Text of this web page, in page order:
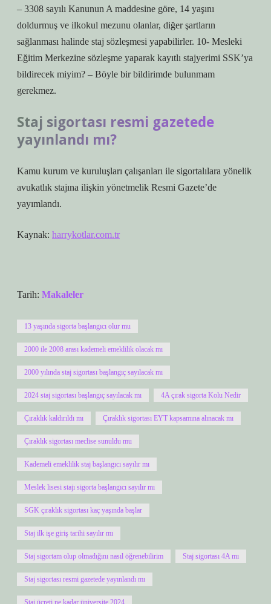
– 3308 sayılı Kanunun A maddesine göre, 14 yaşını
doldurmuş ve ilkokul mezunu olanlar, diğer şartların
sağlanması halinde staj sözleşmesi yapabilirler. 10- Mesleki
Eğitim Merkezine sözleşme yaparak kayıtlı stajyerimi SSK’ya
bildirecek miyim? – Böyle bir bildirimde bulunmam
gerekmez.
Staj sigortası resmi gazetede
yayınlandı mı?
Kamu kurum ve kuruluşları çalışanları ile sigortalılara yönelik
avukatlık stajına ilişkin yönetmelik Resmi Gazete’de
yayımlandı.
Kaynak: harrykotlar.com.tr
Tarih: Makaleler
13 yaşında sigorta başlangıcı olur mu
2000 ile 2008 arası kademeli emeklilik olacak mı
2000 yılında staj sigortası başlangıç sayılacak mı
2024 staj sigortası başlangıç sayılacak mı 4A çırak sigorta Kolu Nedir
Çıraklık kaldırıldı mı Çıraklık sigortası EYT kapsamına alınacak mı
Çıraklık sigortası meclise sunuldu mu
Kademeli emeklilik staj başlangıcı sayılır mı
Meslek lisesi stajı sigorta başlangıcı sayılır mı
SGK çıraklık sigortası kaç yaşında başlar
Staj ilk işe giriş tarihi sayılır mı
Staj sigortam olup olmadığını nasıl öğrenebilirim Staj sigortası 4A mı
Staj sigortası resmi gazetede yayınlandı mı
Staj ücreti ne kadar üniversite 2024